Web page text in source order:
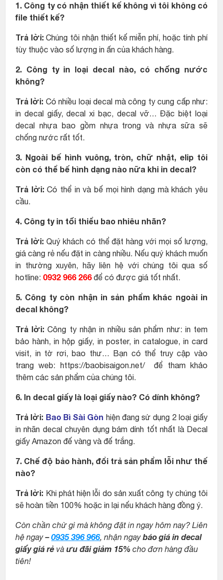
1. Công ty có nhận thiết kế không vì tôi không có
file thiết kế?
Trả lời:Chúng tôi nhận thiết kế miễn phí, hoặc tính phí
tùy thuộc vào số lượng in ấn của khách hàng.
2. Công ty in loại decal nào, có chống nước
không?
Trả lời: Có nhiều loại decal mà công ty cung cấp như:
in decal giấy, decal xi bạc, decal vỡ… Đặc biệt loại
decal nhựa bao gồm nhựa trong và nhựa sữa sẽ
chống nước rất tốt.
3. Ngoài bế hình vuông, tròn, chữ nhật, elip tôi
còn có thể bế hình dạng nào nữa khi in decal?
Trả lời:Có thể in và bế mọi hình dạng mà khách yêu
cầu.
4. Công ty in tối thiểu bao nhiêu nhãn?
Trả lời:Quý khách có thể đặt hàng với mọi số lượng,
giá càng rẻ nếu đặt in càng nhiều. Nếu quý khách muốn
in thường xuyên, hãy liên hệ với chúng tôi qua số
hotline: 0932 966 266để có được giá tốt nhất.
5. Công ty còn nhận in sản phẩm khác ngoài in
decal không?
Trả lời: Công ty nhận in nhiều sản phẩm như: in tem
bảo hành, in hộp giấy, in poster, in catalogue, in card
visit, in tờ rơi, bao thư… Bạn có thể truy cập vào
trang web: https://baobisaigon.net/ để tham khảo
thêm các sản phẩm của chúng tôi.
6. In decal giấy là loại giấy nào? Có dính không?
Trả lời: Bao Bì Sài Gòn hiện đang sử dụng 2 loại giấy
in nhãn decal chuyên dụng bám dính tốt nhất là Decal
giấy Amazon đế vàng và đế trắng.
7. Chế độ bảo hành, đổi trả sản phẩm lỗi như thế
nào?
Trả lời: Khi phát hiện lỗi do sản xuất công ty chúng tôi
sẽ hoàn tiền 100% hoặc in lại nếu khách hàng đồng ý.
Còn chần chừ gì mà không đặt in ngay hôm nay? Liên
hệ ngay– 0935 396 966, nhận ngay báo giá in decal
giấy giá rẻ và ưu đãi giảm 15% cho đơn hàng đầu
tiên!